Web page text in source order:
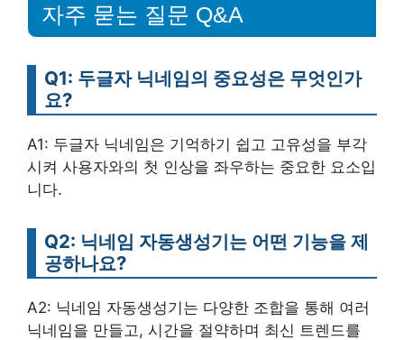
자주 묻는 질문 Q&A
Q1: 두글자 닉네임의 중요성은 무엇인가
요?
A1: 두글자 닉네임은 기억하기 쉽고 고유성을 부각
시켜 사용자와의 첫 인상을 좌우하는 중요한 요소입
니다.
Q2: 닉네임 자동생성기는 어떤 기능을 제
공하나요?
A2: 닉네임 자동생성기는 다양한 조합을 통해 여러
닉네임을 만들고, 시간을 절약하며 최신 트렌드를